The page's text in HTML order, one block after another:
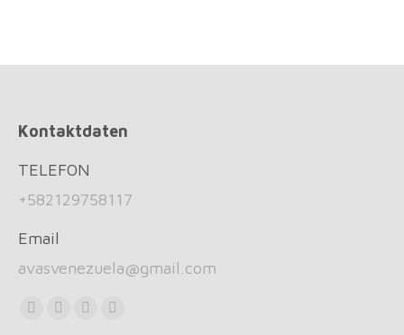
Kontaktdaten
TELEFON
+582129758117
Email
avasvenezuela@gmail.com
Find us on:
Facebook
X
Instagram
Whatsapp